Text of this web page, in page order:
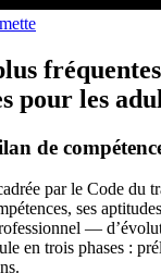
pour les
de
par le Code du
ses
—
en trois phases :